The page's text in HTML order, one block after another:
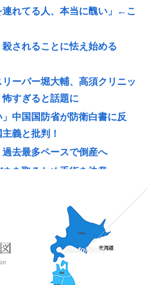
れてる人、本当に醜い」←こ
殺されることに怯え始める
リーパー堀大輔、高須クリニッ
すぎると話題に
」中国国防省が防衛白書に反
義と批判！
去最多ペースで倒産へ
を取るため手術を決意
ん、高齢女性から1.5億借りパク
ツアレルギーを克服
着少女、14歳でこの発育具合